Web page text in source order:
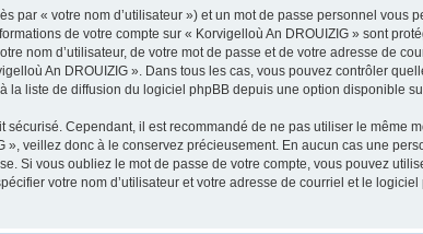
par « votre nom d’utilisateur ») et un mot de passe personnel vous
de votre compte sur « Korvigelloù An DROUIZIG » sont
nom d’utilisateur, de votre mot de passe et de votre adresse de
An DROUIZIG ». Dans tous les cas, vous pouvez contrôler
liste de diffusion du logiciel phpBB depuis une option disponible
Cependant, il est recommandé de ne pas utiliser le même
», veillez donc à le conservez précieusement. En aucun cas une
Si vous oubliez le mot de passe de votre compte, vous pouvez
votre nom d’utilisateur et votre adresse de courriel et le